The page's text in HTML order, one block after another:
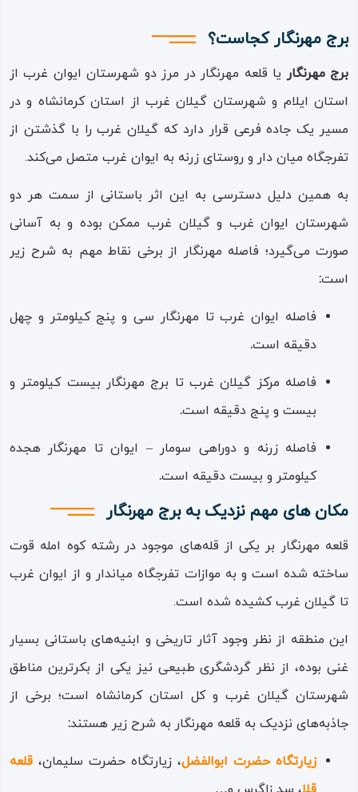
خرافه‌ها را گرفت.
با توجه به ویژگی‌هایی چون داشتن بارو، داشتن چند اتاق سبک
گهواره‌ای و تراش سنگی برای سازه‌ای گودال گونه و نیز پله‌های
تراش خورده و… شکی نمی‌ماند که اثر، سازه‌ای به سبک و از
دوره ساسانی است؛ از دیگر سوی، کاربرد برج مهرنگار به گمانی
برای نگهداری کالبد مردگان بوده و کاربردی همانند گوردخمه‌ها
داشته و برج مهرنگار برج خاموشانی مربوط به دوره ساسانی
است.
استودان (استخوان دان) یعنی همان اتاقک گود سنگی است و
هم در ارتفاعی دور از دسترس بنا شده است؛ از طرفی
نشانه‌هایی وجود دارد که ثابت می‌کند همیشه گروهی (سالارها)
وظیفه محافظت مداوم از آن را بر عهده داشته‌اند.
نشانه‌های موجود در مهرنگار و شباهت آنان به برج خاموشان و
تمام این ویژگی‌ها حاکی از مراسم و مناسکی است که زرتشتیان
برای مرده‌هایشان تدارک می‌دیده‌اند؛ از نظر آیین زرتشت، انسان
تا زنده است پاک و طاهر بوده و بعد از مرگ چون روحش جدا
گشته پس جسمش ناپاک می‌شود؛ از طرفی به خاطر آلوده
نشدن آخشیجان (چهار عنصر پاک آفرینش (آب، خاک، باد و
آتش)) توسط جسد مرده، سالاران که مامور کفن و دفن بوده‌اند
جسد را در مکانی سنگی به حال خود رها می‌کردند تا به مرور از
باد و مور و پرندگان پوسیده و خورده شده، تنها استخوان‌هایش
باقی بمانند که آن هم در گودال سنگی استودان بر روی هم
تلنبار می‌شده، تا سالیانی چنان طولانی که گاه به روزگار ما هم
رسیده است.
برج مهرنگار کجاست؟
برج مهرنگاریا قلعه مهرنگار در مرز دو شهرستان ایوان غرب از
استان ایلام و شهرستان گیلان غرب از استان کرمانشاه و در
مسیر یک جاده فرعی قرار دارد که گیلان غرب را با گذشتن از
تفرجگاه میان دار و روستای زرنه به ایوان غرب متصل می‌کند.
به همین دلیل دسترسی به این اثر باستانی از سمت هر دو
شهرستان ایوان غرب و گیلان غرب ممکن بوده و به آسانی
صورت می‌گیرد؛ فاصله مهرنگار از برخی نقاط مهم به شرح زیر
است:
فاصله ایوان غرب تا مهرنگار سی ‌و پنج کیلومتر و چهل
دقیقه است.
فاصله مرکز گیلان غرب تا برج مهرنگار بیست‌ کیلومتر و
بیست‌ و پنج دقیقه است.
فاصله زرنه و دوراهی سومار – ایوان تا مهرنگار هجده
کیلومتر و بیست دقیقه است.
مکان های مهم نزدیک به برج مهرنگار
قلعه مهرنگار بر یکی از قله‌های موجود در رشته کوه امله قوت
ساخته شده است و به موازات تفرجگاه میاندار و از ایوان غرب
تا گیلان‌ غرب کشیده شده است.
این منطقه از نظر وجود آثار تاریخی و ابنیه‌های باستانی بسیار
غنی بوده، از نظر گردشگری طبیعی نیز یکی از بکرترین مناطق
شهرستان گیلان‌ غرب و کل استان کرمانشاه است؛ برخی از
جاذبه‌های نزدیک به قلعه مهرنگار به شرح زیر هستند:
زیارتگاه حضرت ابوالفضل، زیارتگاه حضرت سلیمان، قلعه